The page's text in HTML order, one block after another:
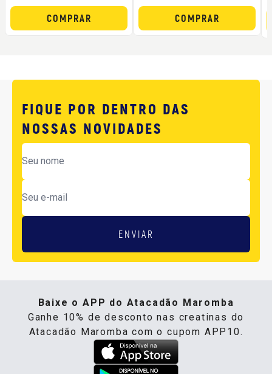
COMPRAR COMPRAR
FIQUE POR DENTRO DAS
NOSSAS NOVIDADES
ENVIAR
Baixe o APP do Atacadão Maromba
Ganhe 10% de desconto nas creatinas do
Atacadão Maromba com o cupom APP10.